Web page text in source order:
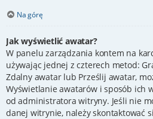
Na górę
Jak wyświetlić awatar?
W panelu zarządzania kontem na
używając jednej z czterech metod:
Zdalny awatar lub Prześlij awatar,
Wyświetlanie awatarów i sposób ich
od administratora witryny. Jeśli nie
danej witrynie, należy skontaktować